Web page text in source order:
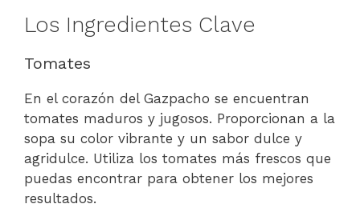
Los Ingredientes Clave
Tomates
En el corazón del Gazpacho se encuentran
tomates maduros y jugosos. Proporcionan a la
sopa su color vibrante y un sabor dulce y
agridulce. Utiliza los tomates más frescos que
puedas encontrar para obtener los mejores
resultados.